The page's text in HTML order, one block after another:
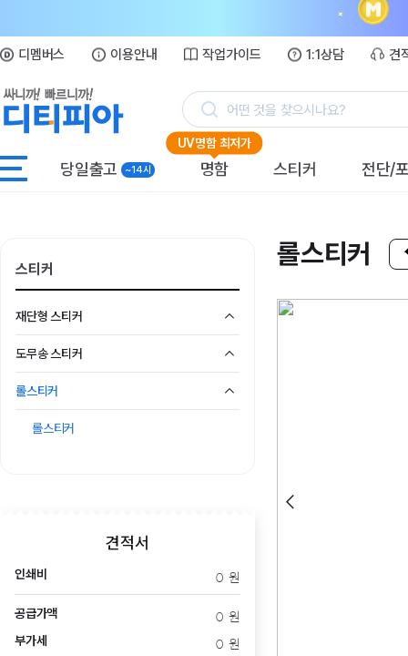
디멤버스 이용안내 작업가이드 1:1상담 견
어떤 것을 찾으시나요?
당일출고 ~14시
UV명함 최저가
명함 스티커 전단/
스티커
재단형 스티커
도무송 스티커
롤스티커
롤스티커
견적서
인쇄비 0 원
공급가액 0 원
부가세 0 원
롤스티커